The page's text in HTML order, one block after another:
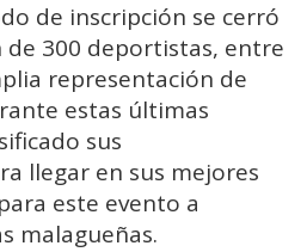
de inscripción se cerró
300 deportistas, entre
representación de
estas últimas
sus
llegar en sus mejores
este evento a
malagueñas.